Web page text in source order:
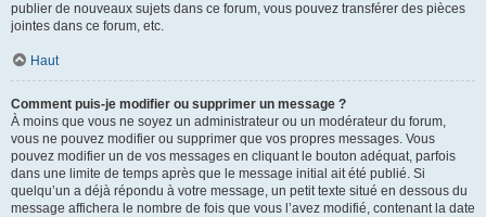
publier de nouveaux sujets dans ce forum, vous pouvez transférer des pièces
jointes dans ce forum, etc.
Haut
Comment puis-je modifier ou supprimer un message ?
À moins que vous ne soyez un administrateur ou un modérateur du forum,
vous ne pouvez modifier ou supprimer que vos propres messages. Vous
pouvez modifier un de vos messages en cliquant le bouton adéquat, parfois
dans une limite de temps après que le message initial ait été publié. Si
quelqu’un a déjà répondu à votre message, un petit texte situé en dessous du
message affichera le nombre de fois que vous l’avez modifié, contenant la date